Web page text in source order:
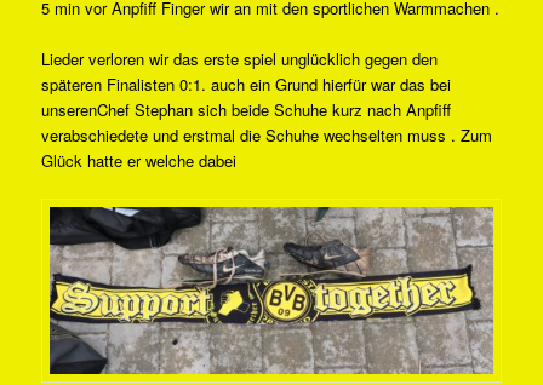
5 min vor Anpfiff Finger wir an mit den sportlichen Warmmachen .
Lieder verloren wir das erste spiel unglücklich gegen den
späteren Finalisten 0:1. auch ein Grund hierfür war das bei
unserenChef Stephan sich beide Schuhe kurz nach Anpfiff
verabschiedete und erstmal die Schuhe wechselten muss . Zum
Glück hatte er welche dabei